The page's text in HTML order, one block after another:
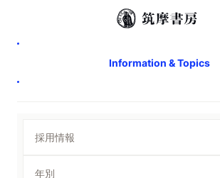
Information & Topics